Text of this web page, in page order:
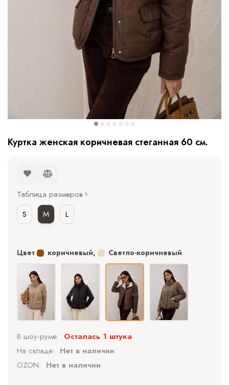
Куртка женская коричневая стеганная 60 см.
Таблица размеров
S
M L
Цвет коричневый, Светло-коричневый
В шоу-руме: Осталась 1 штука
На складе: Нет в наличии
OZON: Нет в наличии